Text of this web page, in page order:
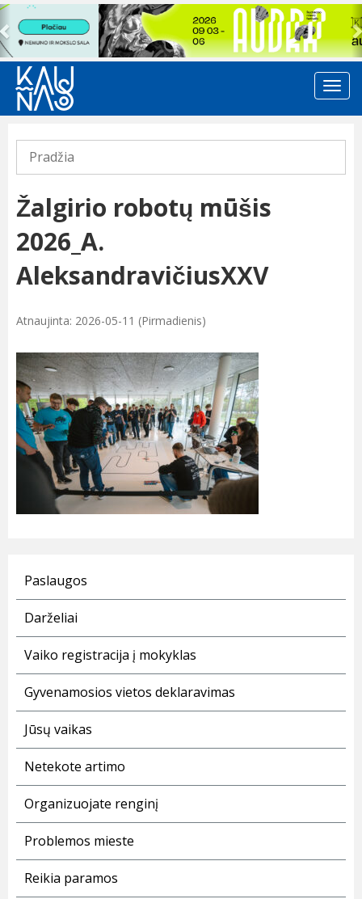
Previous
Pradžia
Žalgirio robotų mūšis
2026_A.
AleksandravičiusXXV
Atnaujinta: 2026-05-11 (Pirmadienis)
Paslaugos
Darželiai
Vaiko registracija į mokyklas
Gyvenamosios vietos deklaravimas
Jūsų vaikas
Netekote artimo
Organizuojate renginį
Problemos mieste
Reikia paramos